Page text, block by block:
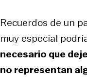
Recuerdos de un
muy especial
necesario que
no representan